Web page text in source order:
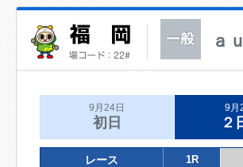
ａ
9月24日
初日
9月
２
レース 1R